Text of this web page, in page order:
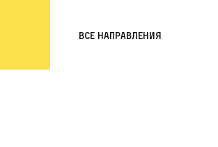
Все направления